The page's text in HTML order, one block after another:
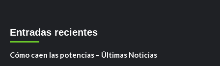
Entradas recientes
Cómo caen las potencias – Últimas Noticias